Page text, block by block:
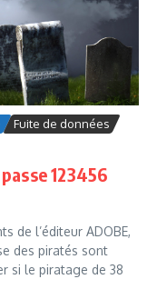
Fuite de données
123456
de l’éditeur ADOBE,
des piratés sont
si le piratage de 38